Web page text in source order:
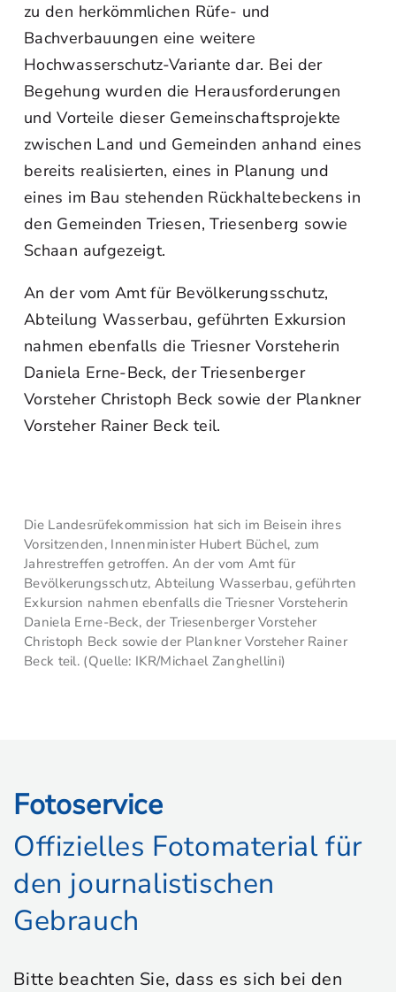
zu den herkömmlichen Rüfe- und
Bachverbauungen eine weitere
Hochwasserschutz-Variante dar. Bei der
Begehung wurden die Herausforderungen
und Vorteile dieser Gemeinschaftsprojekte
zwischen Land und Gemeinden anhand eines
bereits realisierten, eines in Planung und
eines im Bau stehenden Rückhaltebeckens in
den Gemeinden Triesen, Triesenberg sowie
Schaan aufgezeigt.
An der vom Amt für Bevölkerungsschutz,
Abteilung Wasserbau, geführten Exkursion
nahmen ebenfalls die Triesner Vorsteherin
Daniela Erne-Beck, der Triesenberger
Vorsteher Christoph Beck sowie der Plankner
Vorsteher Rainer Beck teil.
Die Landesrüfekommission hat sich im Beisein ihres
Vorsitzenden, Innenminister Hubert Büchel, zum
Jahrestreffen getroffen. An der vom Amt für
Bevölkerungsschutz, Abteilung Wasserbau, geführten
Exkursion nahmen ebenfalls die Triesner Vorsteherin
Daniela Erne-Beck, der Triesenberger Vorsteher
Christoph Beck sowie der Plankner Vorsteher Rainer
Beck teil. (Quelle: IKR/Michael Zanghellini)
Fotoservice
Offizielles Fotomaterial für
den journalistischen
Gebrauch
Bitte beachten Sie, dass es sich bei den